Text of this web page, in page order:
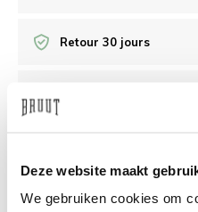
Deze website maakt
We gebruiken cookies om
Retour 30 jours
Besoin d’aide?Nous
info@bruut.nl